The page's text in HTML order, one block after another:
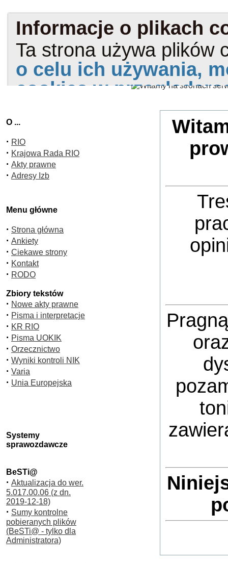
O ...
· RIO
· Krajowa Rada RIO
· Akty prawne
· Adresy Izb
Menu główne
· Strona główna
· Ankiety
· Ciekawe strony
· Kontakt
· RODO
Zbiory tekstów
· Nowe akty prawne
· Pisma i interpretacje
· KR RIO
· Pisma UOKIK
· Orzecznictwo
· Wyniki kontroli NIK
· Varia
· Unia Europejska
Systemy
sprawozdawcze
BeSTi@
· Aktualizacja do wer.
5.017.00.06 (z dn.
2019-12-18)
· Sumy kontrolne
pobieranych plików
(BeSTi@ - tylko dla
Administratora)